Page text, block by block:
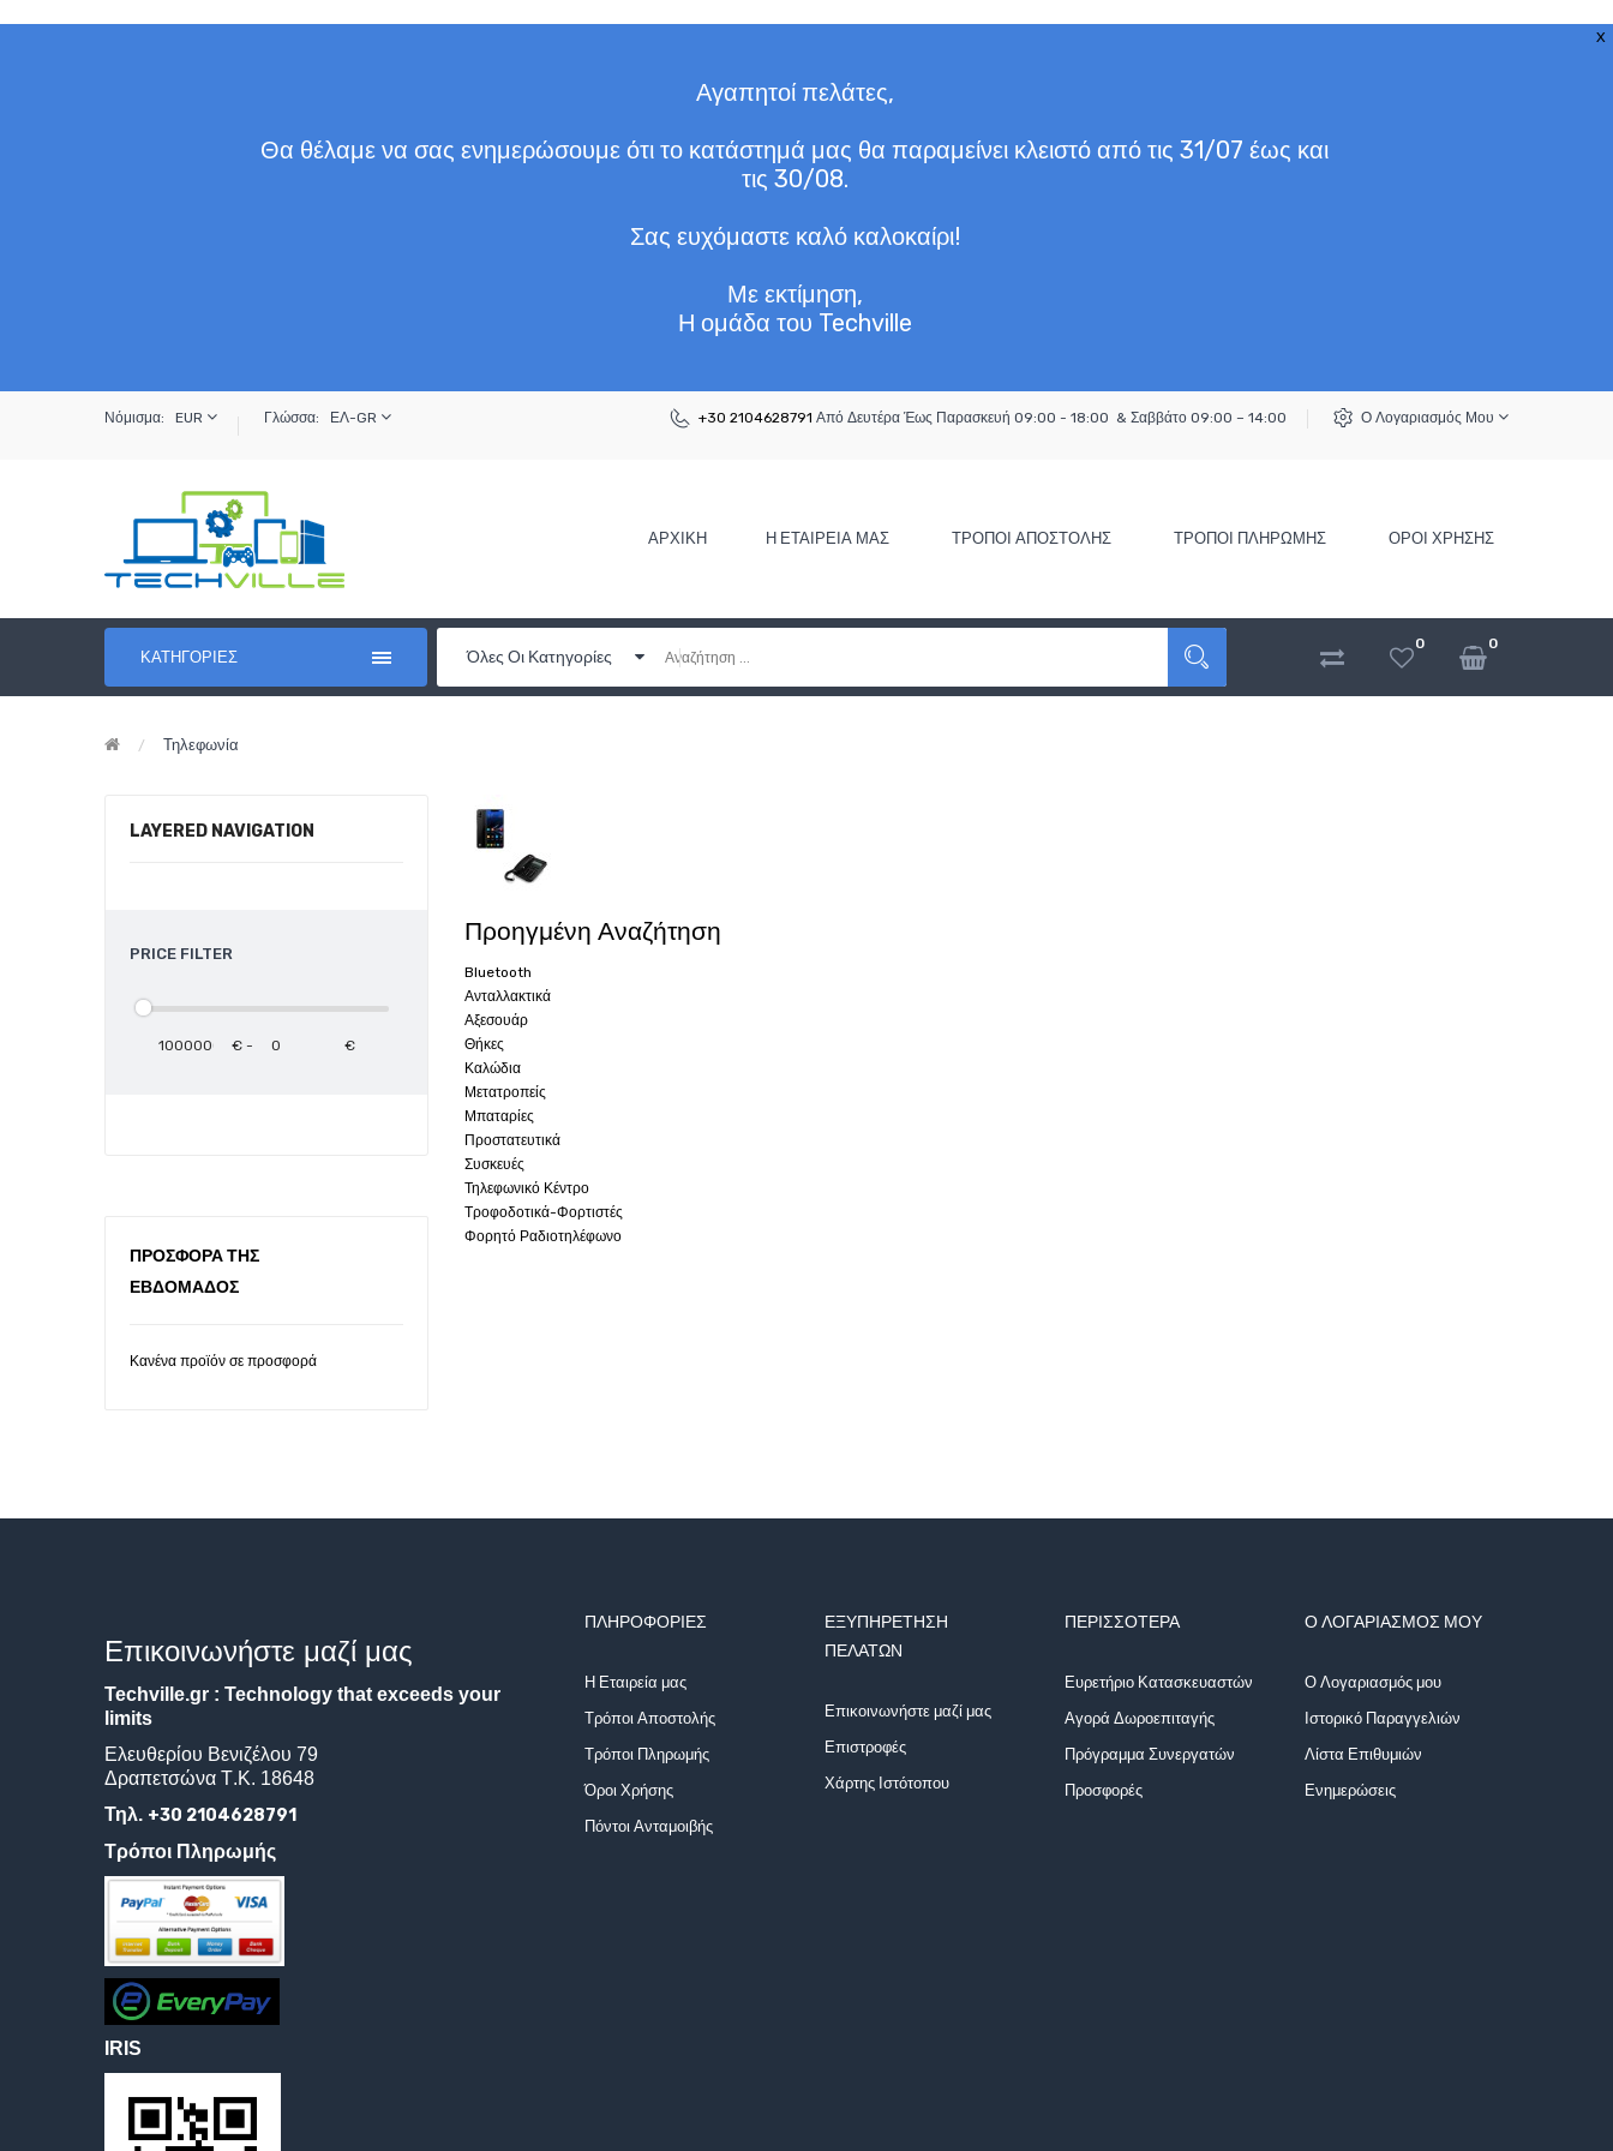
X
Αγαπητοί πελάτες,
Θα θέλαμε να σας ενημερώσουμε ότι το κατάστημά μας θα παραμείνει κλειστό από τις 31/07 έως και
τις 30/08.
Σας ευχόμαστε καλό καλοκαίρι!
Με εκτίμηση,
Η ομάδα του Techville
Νόμισμα: EUR Γλώσσα: ΕΛ-GR +30 2104628791 Από Δευτέρα Έως Παρασκευή 09:00 - 18:00 & Σαββάτο 09:00 – 14:00 Ο Λογαριασμός Μου
ΑΡΧΙΚΉ Η ΕΤΑΙΡΕΊΑ ΜΑΣ ΤΡΌΠΟΙ ΑΠΟΣΤΟΛΉΣ ΤΡΌΠΟΙ ΠΛΗΡΩΜΉΣ ΌΡΟΙ ΧΡΉΣΗΣ
ΚΑΤΗΓΟΡΊΕΣ Όλες Οι Κατηγορίες
0 0
Τηλεφωνία
LAYERED NAVIGATION
PRICE FILTER
€ - €
ΠΡΟΣΦΟΡΆ ΤΗΣ
ΕΒΔΟΜΆΔΟΣ
Κανένα προϊόν σε προσφορά
Προηγμένη Αναζήτηση
Bluetooth
Ανταλλακτικά
Αξεσουάρ
Θήκες
Καλώδια
Μετατροπείς
Μπαταρίες
Προστατευτικά
Συσκευές
Τηλεφωνικό Κέντρο
Τροφοδοτικά-Φορτιστές
Φορητό Ραδιοτηλέφωνο
Επικοινωνήστε μαζί μας
Techville.gr : Technology that exceeds your
limits
Ελευθερίου Βενιζέλου 79
Δραπετσώνα Τ.Κ. 18648
Τηλ. +30 2104628791
Τρόποι Πληρωμής
IRIS
ΠΛΗΡΟΦΟΡΊΕΣ
Η Εταιρεία μας
Τρόποι Αποστολής
Τρόποι Πληρωμής
Όροι Χρήσης
Πόντοι Ανταμοιβής
ΕΞΥΠΗΡΈΤΗΣΗ
ΠΕΛΑΤΏΝ
Επικοινωνήστε μαζί μας
Επιστροφές
Χάρτης Ιστότοπου
ΠΕΡΙΣΣΌΤΕΡΑ
Ευρετήριο Κατασκευαστών
Αγορά Δωροεπιταγής
Πρόγραμμα Συνεργατών
Προσφορές
Ο ΛΟΓΑΡΙΑΣΜΌΣ ΜΟΥ
Ο Λογαριασμός μου
Ιστορικό Παραγγελιών
Λίστα Επιθυμιών
Ενημερώσεις